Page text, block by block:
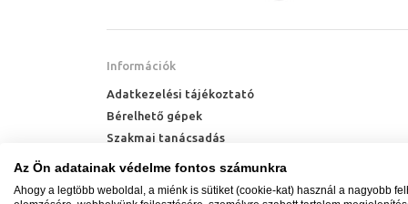
Információk
Adatkezelési tájékoztató
Bérelhető gépek
Szakmai tanácsadás
Technik Cool Pro hőszivattyú tájékoztató
Az Ön adatainak védelme fontos számunkra
Ahogy a legtöbb weboldal, a miénk is sütiket (cookie-kat) használ a nagyobb